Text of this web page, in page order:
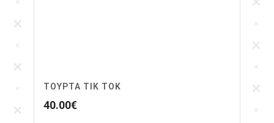
ΤΟΥΡΤΑ ΤΙΚ ΤΟΚ
40.00€